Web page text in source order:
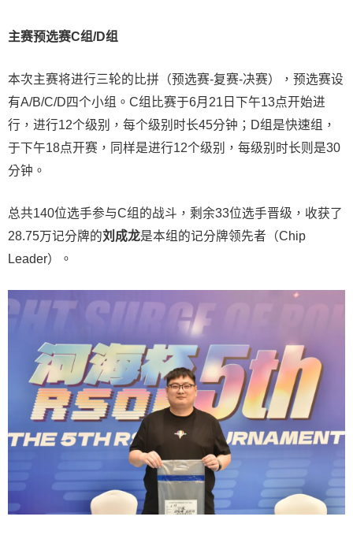
主赛预选赛C组/D组
本次主赛将进行三轮的比拼（预选赛-复赛-决赛），预选赛设
有A/B/C/D四个小组。C组比赛于6月21日下午13点开始进
行，进行12个级别，每个级别时长45分钟；D组是快速组，
于下午18点开赛，同样是进行12个级别，每级别时长则是30
分钟。
总共140位选手参与C组的战斗，剩余33位选手晋级，收获了
28.75万记分牌的刘成龙是本组的记分牌领先者（Chip
Leader）。